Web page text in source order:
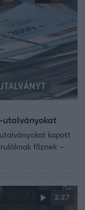
utalványokat
kapott
főznek –
2:27